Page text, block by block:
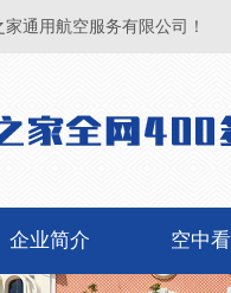
通用航空服务有限公司！
企业简介 空中